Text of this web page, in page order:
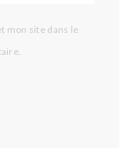
mon site dans le